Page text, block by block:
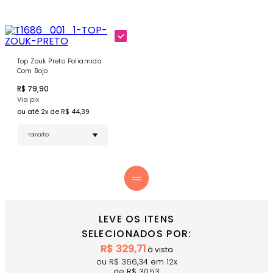
Design Funcional - Não precisa levar qualquer tipo
de bolsa durante as atividades
Cor Preta - Nada básico para dias de treino com
estilo
COMPRE AGORA
um look ainda mais harmônico!
Top Zouk Preto Poliamida
Com Bojo
R$ 79,90
Via pix
ou até 2x de R$ 44,39
LEVE OS ITENS
SELECIONADOS POR:
R$ 329,71à vista
ou R$ 366,34em 12x